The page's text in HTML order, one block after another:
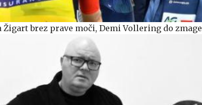
Žigart brez prave moči, Demi Vollering do zmage